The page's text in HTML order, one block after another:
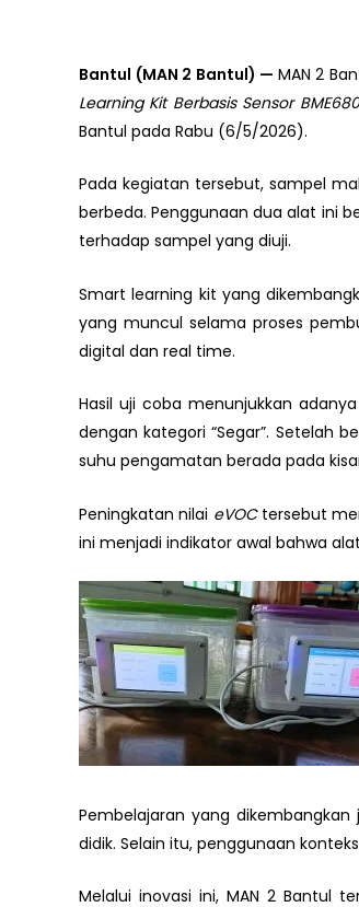
Bantul (MAN 2 Bantul) — MAN 2
Learning Kit Berbasis Sensor
Bantul pada Rabu (6/5/2026).
Pada kegiatan tersebut, sampel
berbeda. Penggunaan dua alat ini
terhadap sampel yang diuji.
Smart learning kit yang
yang muncul selama proses
digital dan real time.
Hasil uji coba menunjukkan
dengan kategori “Segar”. Setelah
suhu pengamatan berada pada
Peningkatan nilai eVOCtersebut
ini menjadi indikator awal bahwa
Pembelajaran yang
didik. Selain itu, penggunaan
Melalui inovasi ini, MAN 2 Bantul